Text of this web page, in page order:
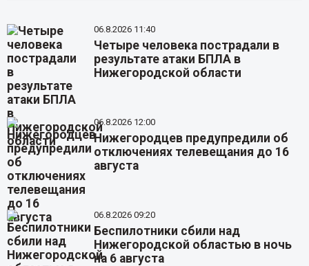
06.8.2026 11:40
Четыре человека пострадали в
результате атаки БПЛА в
Нижегородской области
06.8.2026 12:00
Нижегородцев предупредили об
отключениях телевещания до 16
августа
06.8.2026 09:20
Беспилотники сбили над
Нижегородской областью в ночь
на 6 августа